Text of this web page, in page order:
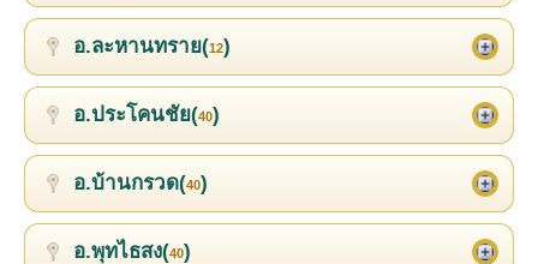
อ.ละหานทราย(12)
อ.ประโคนชัย(40)
อ.บ้านกรวด(40)
อ.พุทไธสง(40)